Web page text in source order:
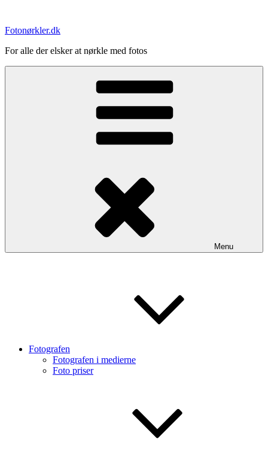
indhold
Fotonørkler.dk
For alle der elsker at nørkle med fotos
Menu
Fotografen
Fotografen i medierne
Foto priser